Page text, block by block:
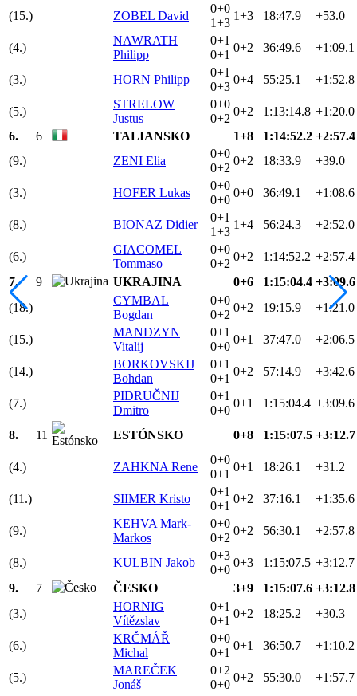
(15.) ZOBEL David
0+0
1+3
1+3 18:47.9 +53.0
(4.)
NAWRATH
Philipp
0+1
0+1
0+2 36:49.6 +1:09.1
(3.) HORN Philipp
0+1
0+3
0+4 55:25.1 +1:52.8
(5.)
STRELOW
Justus
0+0
0+2
0+2 1:13:14.8 +1:20.0
6.
6 TALIANSKO 1+8 1:14:52.2 +2:57.4
(9.)
ZENI Elia
0+0
0+2
0+2 18:33.9 +39.0
(3.) HOFER Lukas
0+0
0+0
0+0 36:49.1 +1:08.6
(8.) BIONAZ Didier
0+1
1+3
1+4 56:24.3 +2:52.0
(6.)
GIACOMEL
Tommaso
0+0
0+2
0+2 1:14:52.2 +2:57.4
7.
9 UKRAJINA 0+6 1:15:04.4 +3:09.6
(18.)
CYMBAL
Bogdan
0+0
0+2
0+2 19:15.9 +1:21.0
(15.)
MANDZYN
Vitalij
0+1
0+0
0+1 37:47.0 +2:06.5
(14.)
BORKOVSKIJ
Bohdan
0+1
0+1
0+2 57:14.9 +3:42.6
(7.)
PIDRUČNIJ
Dmitro
0+1
0+0
0+1 1:15:04.4 +3:09.6
8. 11 ESTÓNSKO 0+8 1:15:07.5 +3:12.7
(4.) ZAHKNA Rene
0+0
0+1
0+1 18:26.1 +31.2
(11.) SIIMER Kristo
0+1
0+1
0+2 37:16.1 +1:35.6
(9.)
KEHVA Mark-
Markos
0+0
0+2
0+2 56:30.1 +2:57.8
(8.) KULBIN Jakob
0+3
0+0
0+3 1:15:07.5 +3:12.7
9.
7 ČESKO 3+9 1:15:07.6 +3:12.8
(3.)
HORNIG
Vítězslav
0+1
0+1
0+2 18:25.2 +30.3
(6.)
KRČMÁŘ
Michal
0+0
0+1
0+1 36:50.7 +1:10.2
(5.)
MAREČEK
Jonáš
0+2
0+0
0+2 55:30.0
+1:57.7